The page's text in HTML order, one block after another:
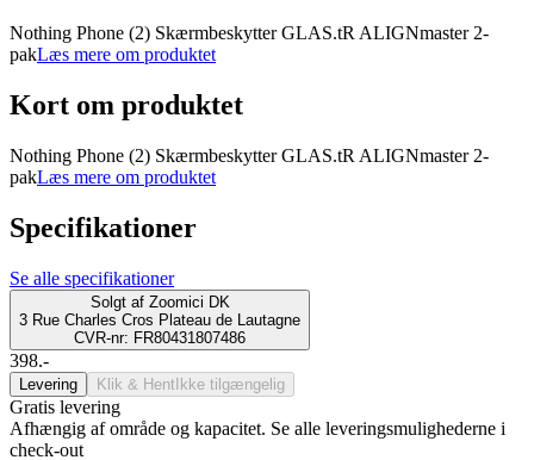
Nothing Phone (2) Skærmbeskytter GLAS.tR ALIGNmaster 2-
pakLæs mere om produktet
Kort om produktet
Nothing Phone (2) Skærmbeskytter GLAS.tR ALIGNmaster 2-
pakLæs mere om produktet
Specifikationer
Se alle specifikationer
Solgt af Zoomici DK
3 Rue Charles Cros Plateau de Lautagne
CVR-nr: FR80431807486
398.-
Levering Klik & Hent Ikke tilgængelig
Gratis levering
Afhængig af område og kapacitet. Se alle leveringsmulighederne i
check-out